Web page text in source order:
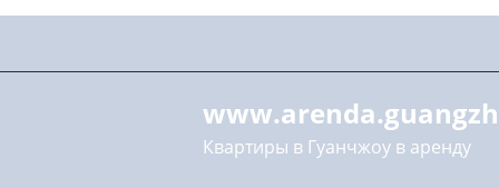
Квартиры в Гуанчжоу в аренду